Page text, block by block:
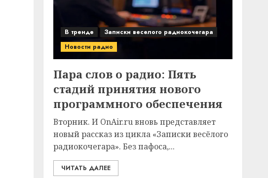
В тренде
Записки веселого радиокочегара
Новости радио
Пара слов о радио: Пять
стадий принятия нового
программного обеспечения
Вторник. И OnAir.ru вновь представляет
новый рассказ из цикла «Записки весёлого
радиокочегара». Без пафоса,...
ЧИТАТЬ ДАЛЕЕ